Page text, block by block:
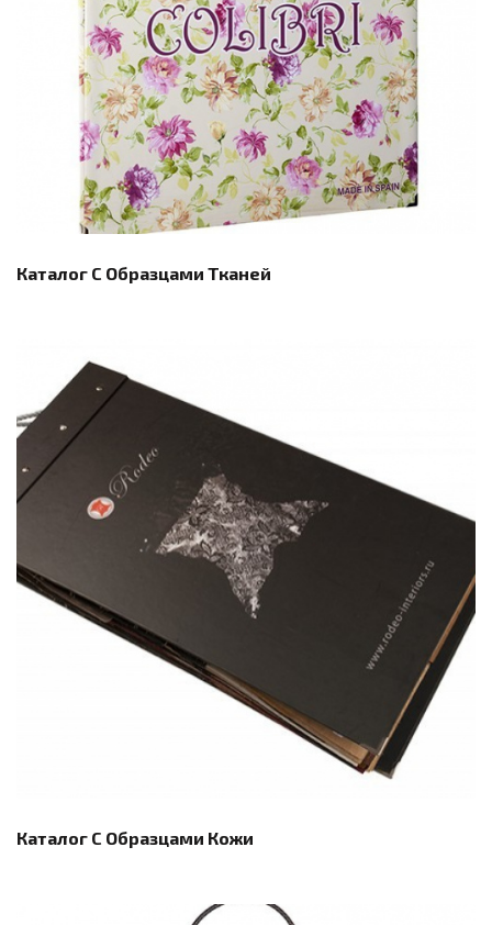
Каталог С Образцами Тканей
Каталог С Образцами Кожи